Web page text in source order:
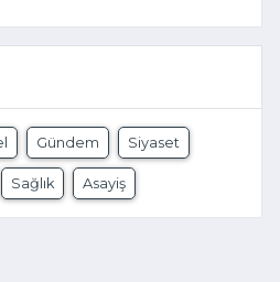
Gündem Siyaset
Sağlık Asayiş